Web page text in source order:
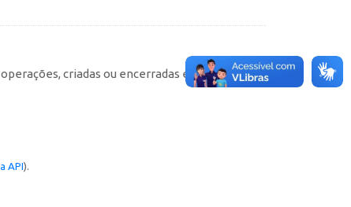
criadas ou encerradas em cada
API).